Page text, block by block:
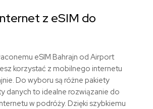
z eSIM do
eSIM Bahrajn od Airport
korzystać z mobilnego internetu
Do wyboru są różne pakiety
danych to idealne rozwiązanie do
w podróży. Dzięki szybkiemu